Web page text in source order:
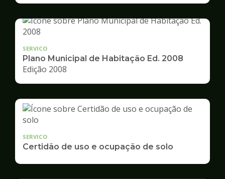
Desenvolvimento
Urbano
SERVICO
Plano Municipal de Habitação Ed. 2008
Edição 2008
SERVICO
Certidão de uso e ocupação de solo